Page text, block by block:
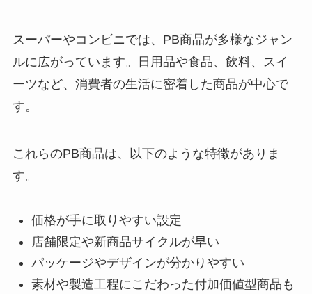
スーパーやコンビニでは、PB商品が多様なジャン
ルに広がっています。日用品や食品、飲料、スイ
ーツなど、消費者の生活に密着した商品が中心で
す。
これらのPB商品は、以下のような特徴がありま
す。
価格が手に取りやすい設定
店舗限定や新商品サイクルが早い
パッケージやデザインが分かりやすい
素材や製造工程にこだわった付加価値型商品も